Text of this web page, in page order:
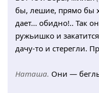
бы, лешие, прямо бы
дает... обидно!.. Так
ружьишко и
дачу-то и стерегли.
Наташа. Они —